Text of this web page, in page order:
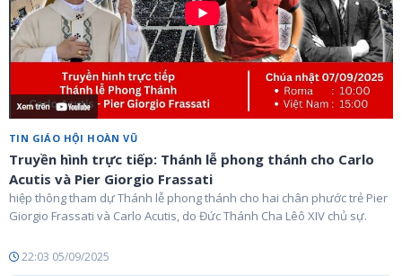
TIN GIÁO HỘI HOÀN VŨ
Truyền hình trực tiếp: Thánh lễ phong thánh cho Carlo
Acutis và Pier Giorgio Frassati
hiệp thông tham dự Thánh lễ phong thánh cho hai chân phước trẻ Pier
Giorgio Frassati và Carlo Acutis, do Đức Thánh Cha Lêô XIV chủ sự.
22:03 05/09/2025